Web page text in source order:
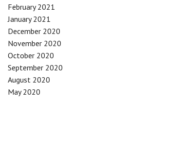
February 2021
January 2021
December 2020
November 2020
October 2020
September 2020
August 2020
May 2020